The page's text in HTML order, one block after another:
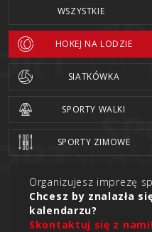
WSZYSTKIE
HOKEJ NA LODZIE
SIATKÓWKA
SPORTY WALKI
SPORTY ZIMOWE
Organizujesz imprezę
Chcesz by znalazła
kalendarzu?
Skontaktuj się z